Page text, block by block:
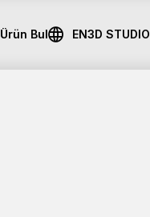
Ürün Bul EN3D STUDIO